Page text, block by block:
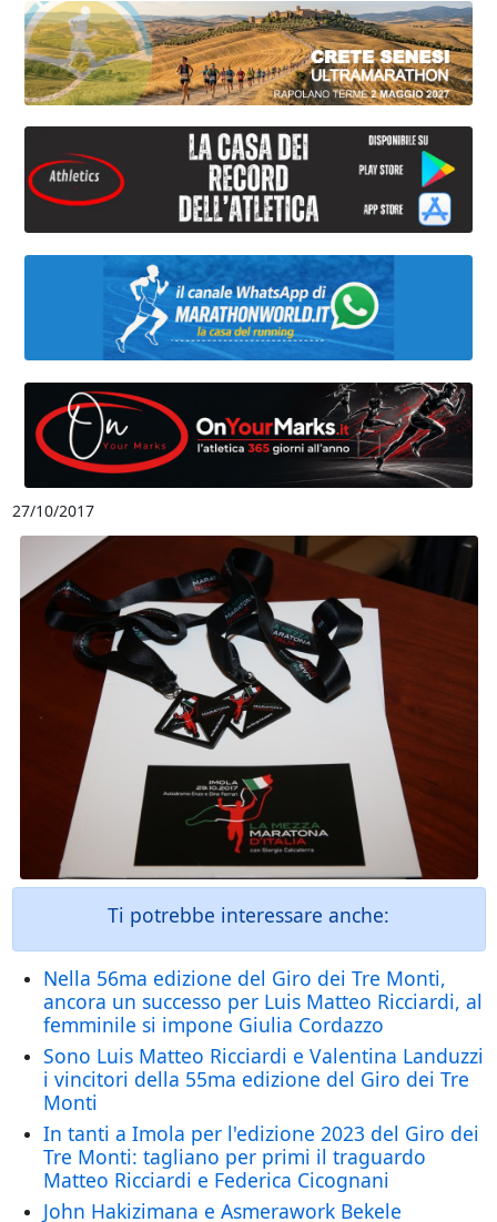
27/10/2017
Ti potrebbe interessare anche:
Nella 56ma edizione del Giro dei Tre Monti,
ancora un successo per Luis Matteo Ricciardi, al
femminile si impone Giulia Cordazzo
Sono Luis Matteo Ricciardi e Valentina Landuzzi
i vincitori della 55ma edizione del Giro dei Tre
Monti
In tanti a Imola per l'edizione 2023 del Giro dei
Tre Monti: tagliano per primi il traguardo
Matteo Ricciardi e Federica Cicognani
John Hakizimana e Asmerawork Bekele